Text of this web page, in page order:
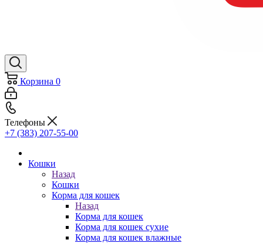
Корзина 0
Телефоны
+7 (383) 207-55-00
Кошки
Назад
Кошки
Корма для кошек
Назад
Корма для кошек
Корма для кошек сухие
Корма для кошек влажные